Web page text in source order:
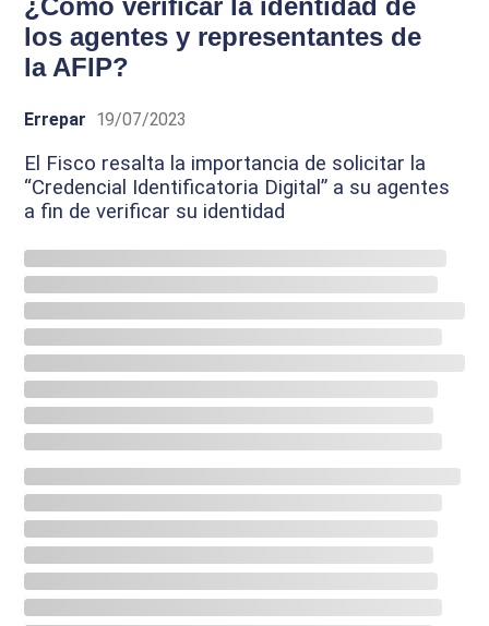
¿Cómo verificar la identidad de
los agentes y representantes de
la AFIP?
Errepar 19/07/2023
El Fisco resalta la importancia de solicitar la
“Credencial Identificatoria Digital” a su agentes
a fin de verificar su identidad